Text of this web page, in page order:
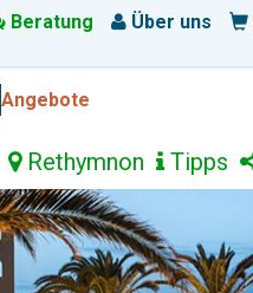
Beratung Über uns
Angebote
Tipps
Rethymnon